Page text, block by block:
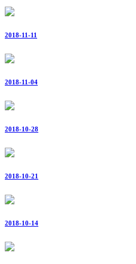
2018-11-11
2018-11-04
2018-10-28
2018-10-21
2018-10-14